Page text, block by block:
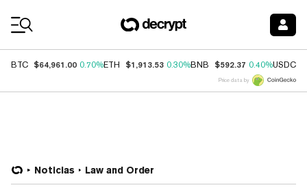
BTC $64,961.00 0.70%ETH $1,913.53 0.30%BNB $592.37 0.40%USDC
Price data by
Noticias Law and Order